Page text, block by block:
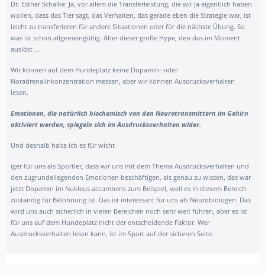
Dr. Esther Schalke: Ja, vor allem die Transferleistung, die wir ja eigentlich haben
wollen, dass das Tier sagt, das Verhalten, das gerade eben die Strategie war, ist
leicht zu transferieren für andere Situationen oder für die nächste Übung. So
was ist schon allgemeingültig. Aber dieser große Hype, den das im Moment
auslöst ...
Wir können auf dem Hundeplatz keine Dopamin- oder
Noradrenalinkonzentration messen, aber wir können Ausdrucksverhalten
lesen.
Emotionen, die natürlich biochemisch von den Neurotransmittern im Gehirn
aktiviert werden, spiegeln sich im Ausdrucksverhalten wider.
Und deshalb halte ich es für wicht
iger für uns als Sportler, dass wir uns mit dem Thema Ausdrucksverhalten und
den zugrundeliegenden Emotionen beschäftigen, als genau zu wissen, das war
jetzt Dopamin im Nukleus accumbens zum Beispiel, weil es in diesem Bereich
zuständig für Belohnung ist. Das ist interessant für uns als Neurobiologen. Das
wird uns auch sicherlich in vielen Bereichen noch sehr weit führen, aber es ist
für uns auf dem Hundeplatz nicht der entscheidende Faktor. Wer
Ausdrucksverhalten lesen kann, ist im Sport auf der sicheren Seite.